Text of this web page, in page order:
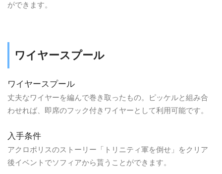
ができます。
ワイヤースプール
ワイヤースプール
丈夫なワイヤーを編んで巻き取ったもの。ピッケルと組み合
わせれば、即席のフック付きワイヤーとして利用可能です。
入手条件
アクロポリスのストーリー「トリニティ軍を倒せ」をクリア
後イベントでソフィアから貰うことができます。